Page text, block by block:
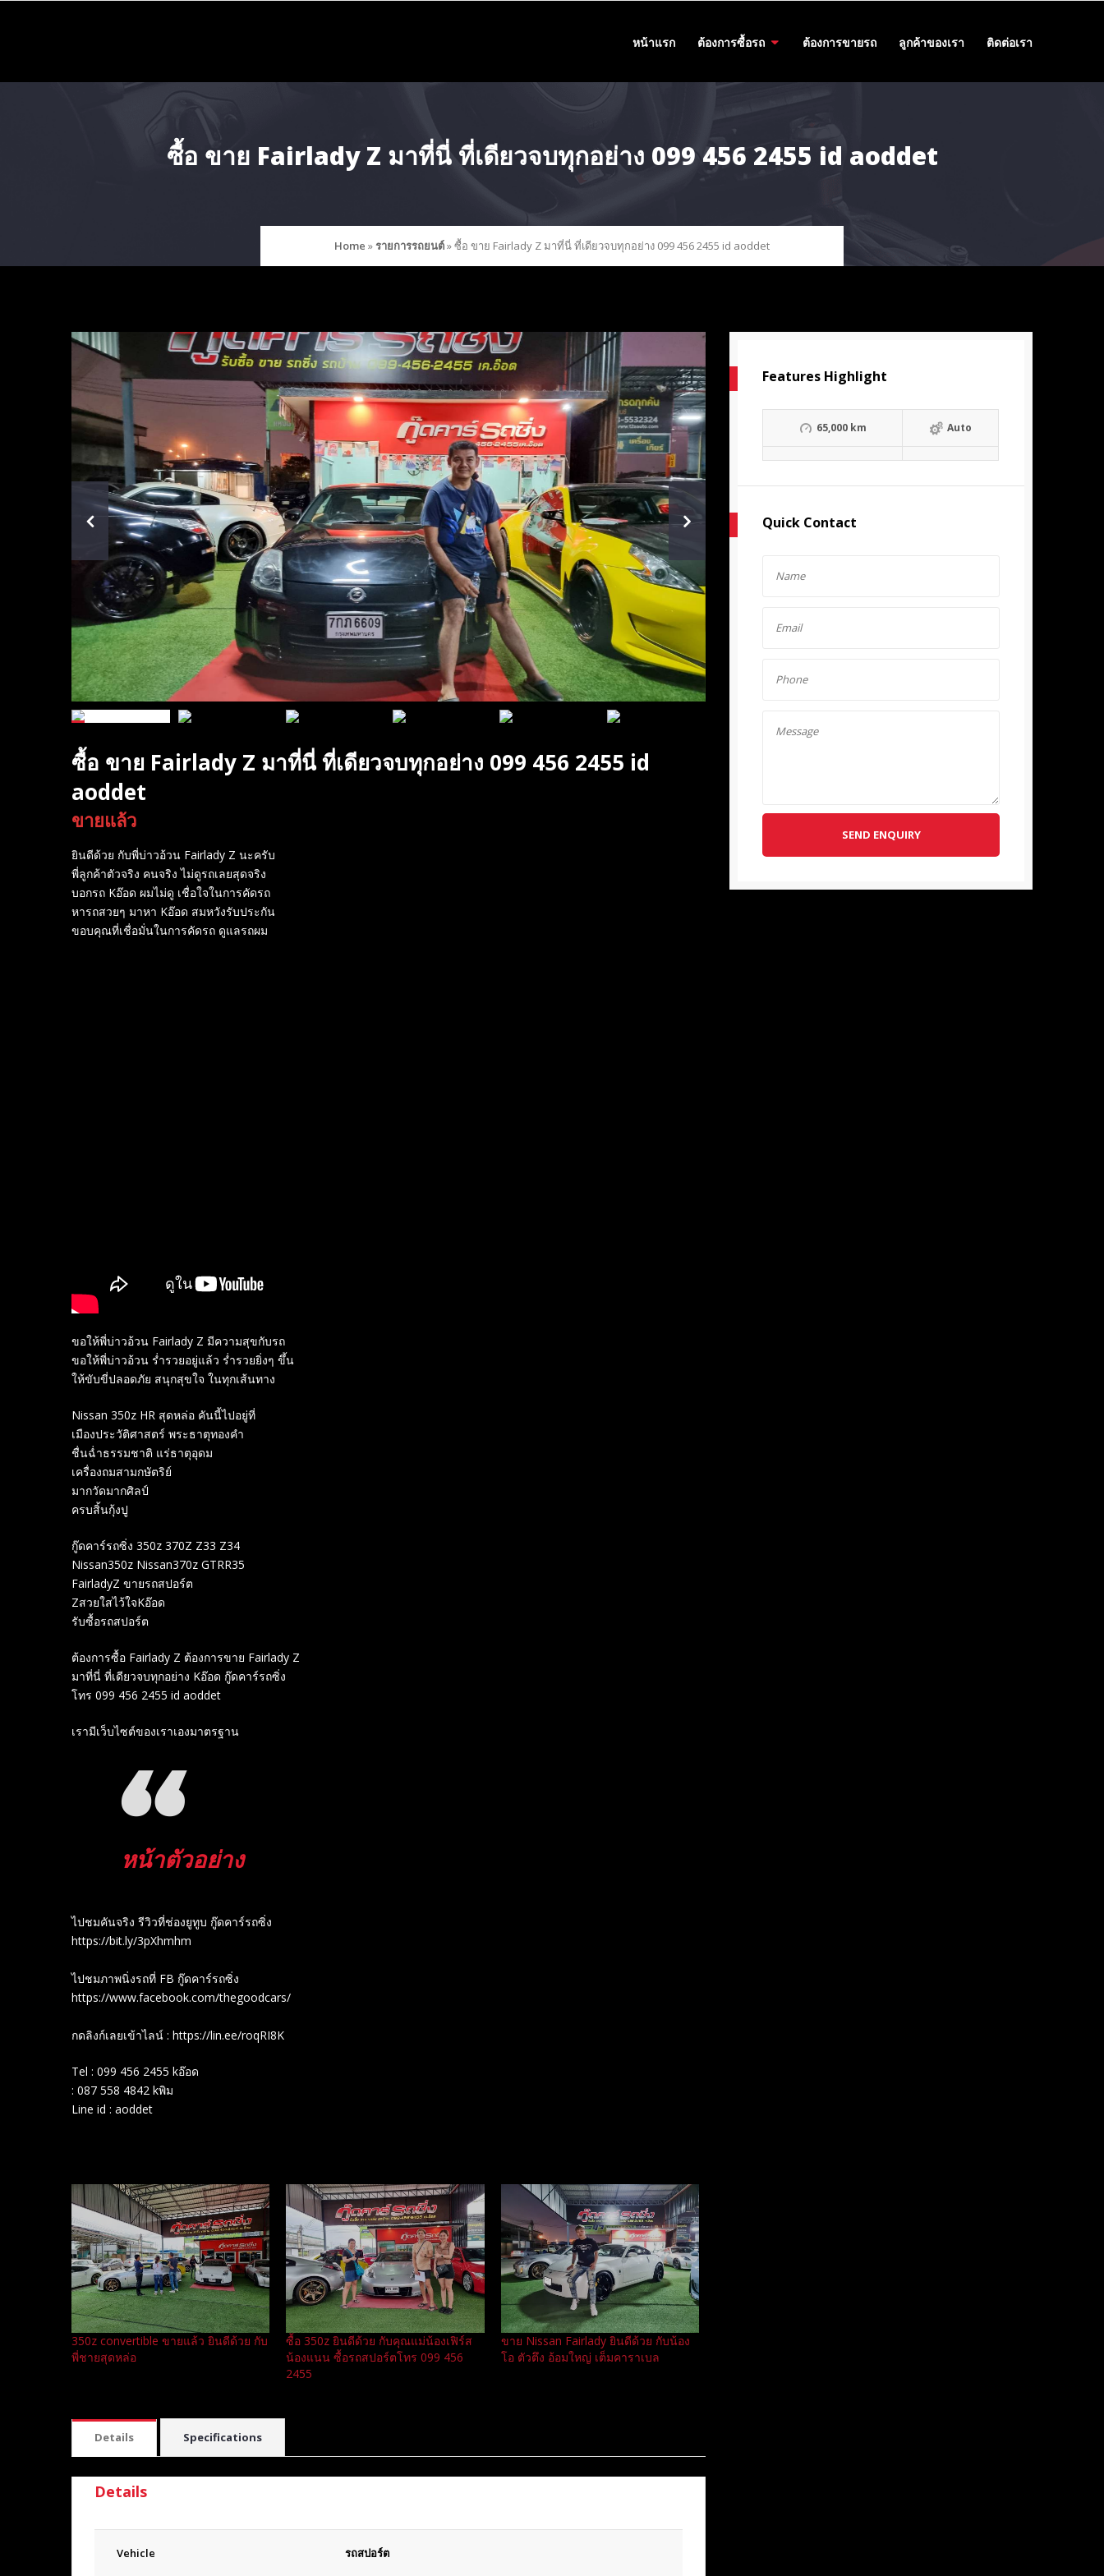
หน้าแรก ต้องการซื้อรถ ต้องการขายรถ ลูกค้าของเรา ติดต่อเรา
ซื้อ ขาย Fairlady Z มาที่นี่ ที่เดียวจบทุกอย่าง 099 456 2455 id aoddet
Home »รายการรถยนต์»ซื้อ ขาย Fairlady Z มาที่นี่ ที่เดียวจบทุกอย่าง 099 456 2455 id aoddet
ซื้อ ขาย Fairlady Z มาที่นี่ ที่เดียวจบทุกอย่าง 099 456 2455 id
aoddet
ขายแล้ว
ยินดีด้วย กับพี่บ่าวอ้วน Fairlady Z นะครับ
พี่ลูกค้าตัวจริง คนจริง ไม่ดูรถเลยสุดจริง
บอกรถ Kอ๊อด ผมไม่ดู เชื่อใจในการคัดรถ
หารถสวยๆ มาหา Kอ๊อด สมหวังรับประกัน
ขอบคุณที่เชื่อมั่นในการคัดรถ ดูแลรถผม
ขอให้พี่บ่าวอ้วน Fairlady Z มีความสุขกับรถ
ขอให้พี่บ่าวอ้วน ร่ำรวยอยู่แล้ว ร่ำรวยยิ่งๆ ขึ้น
ให้ขับขี่ปลอดภัย สนุกสุขใจ ในทุกเส้นทาง
Nissan 350z HR สุดหล่อ คันนี้ไปอยู่ที่
เมืองประวัติศาสตร์ พระธาตุทองคำ
ชื่นฉ่ำธรรมชาติ แร่ธาตุอุดม
เครื่องถมสามกษัตริย์
มากวัดมากศิลป์
ครบสิ้นกุ้งปู
กู๊ดคาร์รถซิ่ง 350z 370Z Z33 Z34
Nissan350z Nissan370z GTRR35
FairladyZ ขายรถสปอร์ต
Zสวยใสไว้ใจKอ๊อด
รับซื้อรถสปอร์ต
ต้องการซื้อ Fairlady Z ต้องการขาย Fairlady Z
มาที่นี่ ที่เดียวจบทุกอย่าง Kอ๊อด กู๊ดคาร์รถซิ่ง
โทร 099 456 2455 id aoddet
เรามีเว็บไซต์ของเราเองมาตรฐาน
หน้าตัวอย่าง
ไปชมคันจริง รีวิวที่ช่องยู​ทูบ​ กู๊ดคาร์รถซิ่ง
https://bit.ly/3pXhmhm​
ไปชมภาพนิ่งรถที่ FB กู๊ดคาร์รถซิ่ง
https://www.facebook.com/thegoodcars/
กดลิงก์เลยเข้าไลน์ : https://lin.ee/roqRI8K
Tel : 099 456 2455 kอ๊อด
: 087 558 4842 kพิม
Line id : aoddet
350z convertible ขายแล้ว ยินดีด้วย กับ
พี่ชายสุดหล่อ
ซื้อ 350z ยินดีด้วย กับคุณแม่น้องเฟิร์ส
น้องแนน ซื้อรถสปอร์ตโทร 099 456
2455
ขาย Nissan Fairlady ยินดีด้วย กับน้อง
โอ ตัวตึง อ้อมใหญ่ เต็มคาราเบล
Details Specifications
Details
Vehicle รถสปอร์ต
Features Highlight
65,000 km Auto
Quick Contact
SEND ENQUIRY